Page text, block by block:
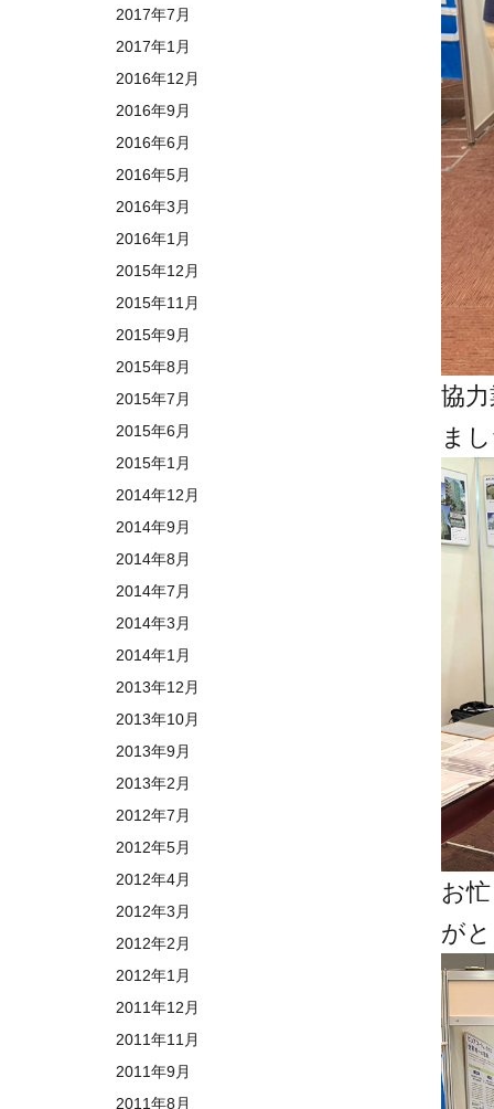
2017年7月
2017年1月
2016年12月
2016年9月
2016年6月
2016年5月
2016年3月
2016年1月
2015年12月
2015年11月
2015年9月
2015年8月
2015年7月
2015年6月
2015年1月
2014年12月
2014年9月
2014年8月
2014年7月
2014年3月
2014年1月
2013年12月
2013年10月
2013年9月
2013年2月
2012年7月
2012年5月
2012年4月
2012年3月
2012年2月
2012年1月
2011年12月
2011年11月
2011年9月
2011年8月
協
ま
お
が